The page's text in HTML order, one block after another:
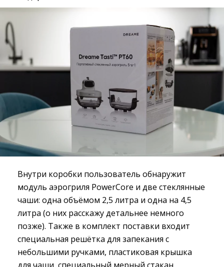
Внутри коробки пользователь обнаружит
модуль аэрогриля PowerCore и две стеклянные
чаши: одна объёмом 2,5 литра и одна на 4,5
литра (о них расскажу детальнее немного
позже). Также в комплект поставки входит
специальная решётка для запекания с
небольшими ручками, пластиковая крышка